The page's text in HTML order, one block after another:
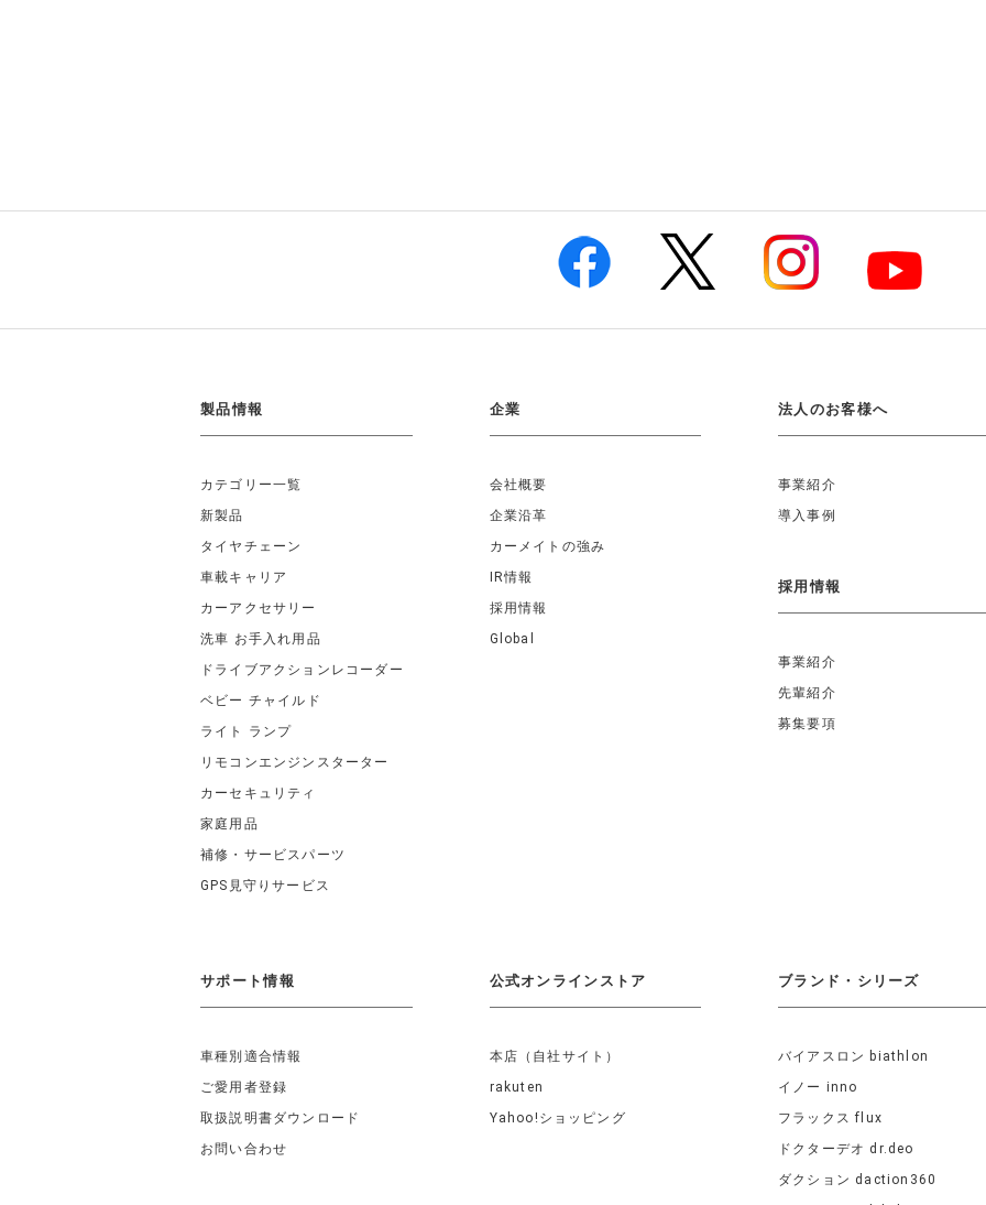
製品情報
カテゴリー一覧
新製品
タイヤチェーン
車載キャリア
カーアクセサリー
洗車 お手入れ用品
ドライブアクションレコーダー
ベビー チャイルド
ライト ランプ
リモコンエンジンスターター
カーセキュリティ
家庭用品
補修・サービスパーツ
GPS見守りサービス
企業
会社概要
企業沿革
カーメイトの強み
IR情報
採用情報
Global
法人のお客様へ
事業紹介
導入事例
採用情報
事業紹介
先輩紹介
募集要項
サポート情報
車種別適合情報
ご愛用者登録
取扱説明書ダウンロード
お問い合わせ
公式オンラインストア
本店（自社サイト）
rakuten
Yahoo!ショッピング
ブランド・シリーズ
バイアスロン biathlon
イノー inno
フラックス flux
ドクターデオ dr.deo
ダクション daction360